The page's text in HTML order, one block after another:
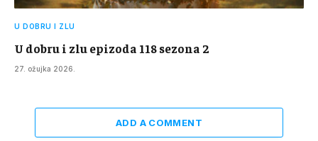
U DOBRU I ZLU
U dobru i zlu epizoda 118 sezona 2
27. ožujka 2026.
ADD A COMMENT